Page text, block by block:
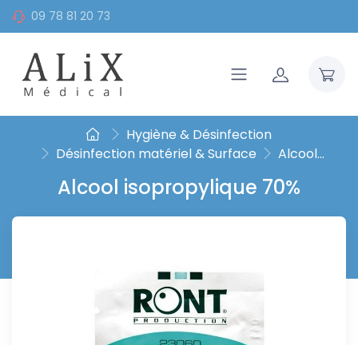
09 78 81 20 73
Hygiène & Désinfection
Désinfection matériel & Surface
Alcool...
Alcool isopropylique 70%